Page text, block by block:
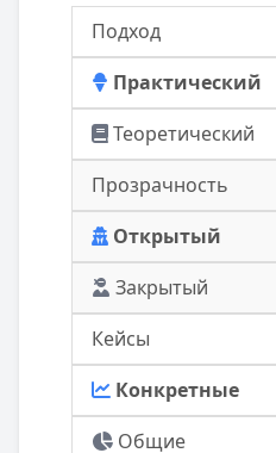
Подход
Практический
Теоретический
Прозрачность
Открытый
Закрытый
Кейсы
Конкретные
Общие